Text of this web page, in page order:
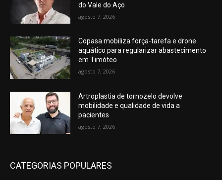
do Vale do Aço
agosto 7, 2026
Copasa mobiliza força-tarefa e drone
aquático para regularizar abastecimento
em Timóteo
agosto 7, 2026
Artroplastia de tornozelo devolve
mobilidade e qualidade de vida a
pacientes
agosto 7, 2026
CATEGORIAS POPULARES